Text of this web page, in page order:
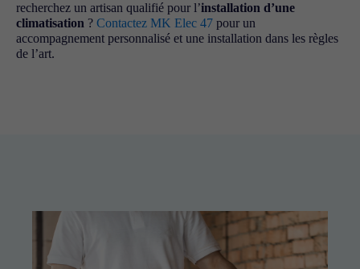
recherchez un artisan qualifié pour l’installation d’une
climatisation ? Contactez MK Elec 47 pour un
accompagnement personnalisé et une installation dans les règles
de l’art.